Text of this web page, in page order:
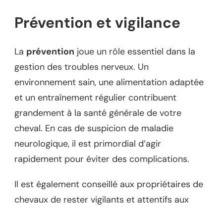
Prévention et vigilance
La prévention joue un rôle essentiel dans la
gestion des troubles nerveux. Un
environnement sain, une alimentation adaptée
et un entraînement régulier contribuent
grandement à la santé générale de votre
cheval. En cas de suspicion de maladie
neurologique, il est primordial d’agir
rapidement pour éviter des complications.
Il est également conseillé aux propriétaires de
chevaux de rester vigilants et attentifs aux